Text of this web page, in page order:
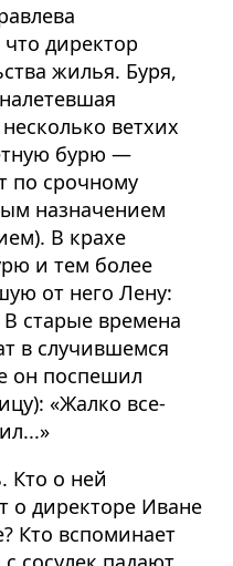
директор
жилья. Буря,
ветхих
бурю —
по срочному
назначением
В крахе
и тем более
от него Лену:
старые времена
в случившемся
он поспешил
«Жалко все-
Кто о ней
о директоре Иване
Кто вспоминает